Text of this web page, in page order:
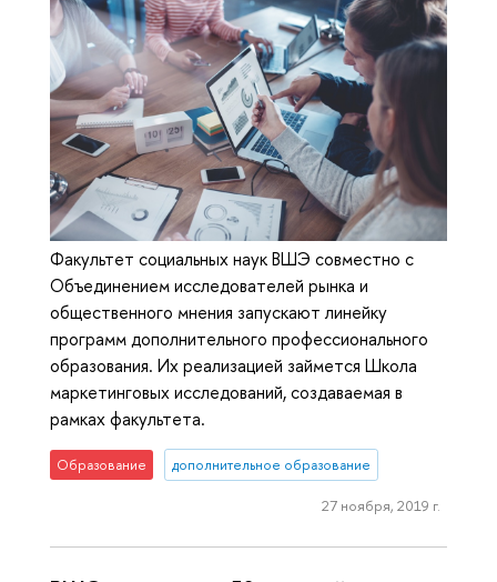
Факультет социальных наук ВШЭ совместно с
Объединением исследователей рынка и
общественного мнения запускают линейку
программ дополнительного профессионального
образования. Их реализацией займется Школа
маркетинговых исследований, создаваемая в
рамках факультета.
Образование дополнительное образование
27 ноября, 2019 г.